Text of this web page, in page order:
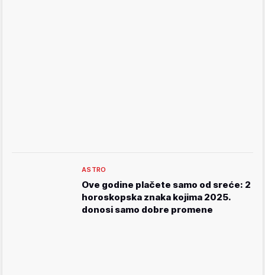
ASTRO
Ove godine plačete samo od sreće: 2
horoskopska znaka kojima 2025.
donosi samo dobre promene